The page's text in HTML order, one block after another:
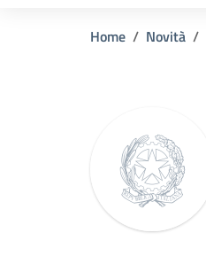
Home Novità